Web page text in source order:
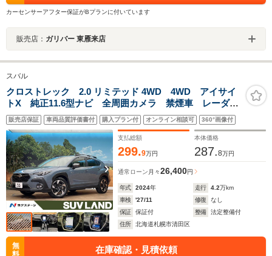
カーセンサーアフター保証がBプランに付いています
販売店： ガリバー 東雁来店
スバル
クロストレック 2.0 リミテッド 4WD 4WD アイサイ
トX 純正11.6型ナビ 全周囲カメラ 禁煙車 レーダー
クルーズコントロール メモリー付きパワーシート シ
ートヒーター パドルシフト ETC LEDヘッドライ
ト フルセグ
販売店保証 車両品質評価書付 購入プラン付 オンライン相談可 360°画像付
支払総額
299.9万円
本体価格
287.8万円
通常ローン 月々26,400円
年式 2024年 走行 4.2万km
車検
'27/11 修復
なし
保証
保証付 整備
法定整備付
住所
北海道札幌市清田区
無
料
在庫確認・見積依頼